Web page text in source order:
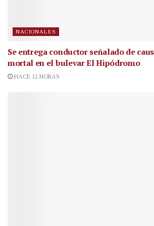
NACIONALES
Se entrega conductor señalado de
mortal en el bulevar El Hipódromo
HACE 12 HORAS